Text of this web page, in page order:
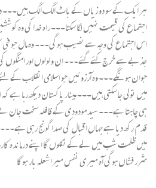
ہر ایک کے سو دو زیاں کے باٹ الگ الگ ہیں۔۔۔
اجتماع کی قیمت نہیں لگا سکتا۔۔۔ راہ خدا کی وہ
اس اجتماع کی وجہ سے نصیب ہوگی۔۔۔ وہ مال جو فی
جذبے سے خرچ کئے گئے۔۔۔ ان ولولوں اور
جوان ہونگے۔۔۔ وہ آرزوئیں جو اسلامی انقلاب کے
میں تولی جاسکتی ہیں۔۔۔ مینار پاکستان دیکھ رہا
ہی چاہتا ہے۔۔۔ سید مودودی کے قافلہ سخت جان نے
قدم رکھ دیا ہے جہاں اقبال کی صدا گونج رہی ہے۔۔۔
میں ظلمت شب میں لے کے نکلوں گا اپنے درماندہ
شرر فشاں ہوگی آہ میری نفس میرا شعلہ بار ہوگا